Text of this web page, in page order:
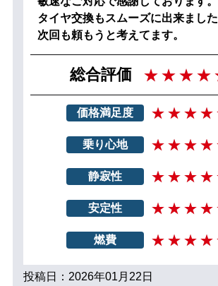
タイヤ交換もスムーズに出来ました
次回も頼もうと考えてます。
総合評価
価格満足度
乗り心地
静寂性
安定性
燃費
投稿日：2026年01月22日